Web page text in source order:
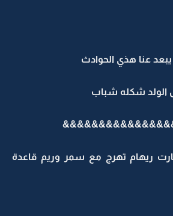
يبعد عنا هذي الحوادث
الولد شكله شباب
ريهام تهرج مع سمر وريم قاعدة